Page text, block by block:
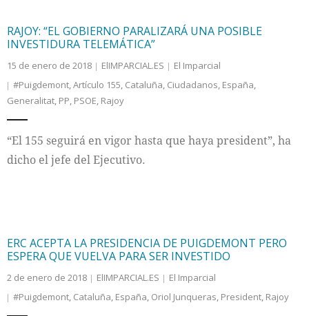
RAJOY: “EL GOBIERNO PARALIZARÁ UNA POSIBLE
INVESTIDURA TELEMÁTICA”
15 de enero de 2018 ElIMPARCIAL.ES
El Imparcial
#Puigdemont,Artículo 155, Cataluña, Ciudadanos, España,
Generalitat, PP, PSOE, Rajoy
“El 155 seguirá en vigor hasta que haya president”, ha
dicho el jefe del Ejecutivo.
ERC ACEPTA LA PRESIDENCIA DE PUIGDEMONT PERO
ESPERA QUE VUELVA PARA SER INVESTIDO
2 de enero de 2018 ElIMPARCIAL.ES
El Imparcial
#Puigdemont, Cataluña, España, Oriol Junqueras, President, Rajoy